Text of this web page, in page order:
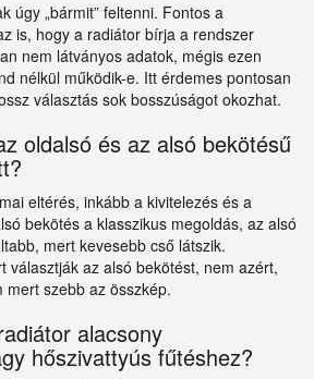
úgy „bármit” feltenni. Fontos a
is, hogy a radiátor bírja a rendszer
nem látványos adatok, mégis ezen
nélkül működik-e. Itt érdemes pontosan
választás sok bosszúságot okozhat.
oldalsó és az alsó bekötésű
eltérés, inkább a kivitelezés és a
bekötés a klasszikus megoldás, az alsó
mert kevesebb cső látszik.
választják az alsó bekötést, nem azért,
szebb az összkép.
alacsony
hőszivattyús fűtéshez?